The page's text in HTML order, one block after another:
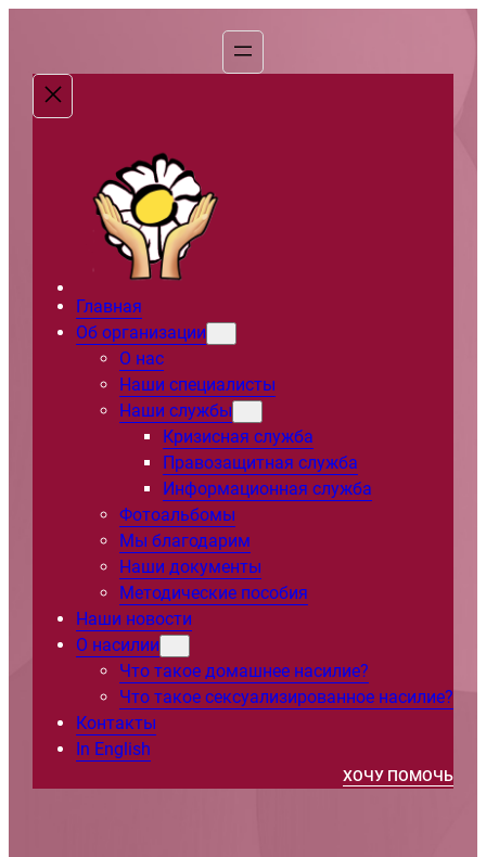
содержимому
Главная
Об организации
О нас
Наши специалисты
Наши службы
Кризисная служба
Правозащитная служба
Информационная служба
Фотоальбомы
Мы благодарим
Наши документы
Методические пособия
Наши новости
О насилии
Что такое домашнее насилие?
Что такое сексуализированное насилие?
Контакты
In English
ХОЧУ ПОМОЧЬ